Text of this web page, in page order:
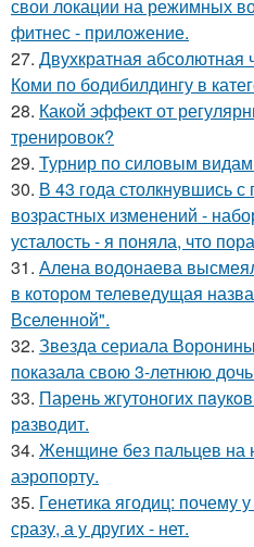
свои локации на режимных
фитнес - приложение.
27. Двухкратная абсолютная
Коми по бодибилдингу в
28. Какой эффект от
тренировок?
29. Турнир по силовым
30. В 43 года столкнувшись
возрастных изменений -
усталость - я поняла, что
31. Алена водонаева
в котором телеведущая
Вселенной".
32. Звезда сериала
показала свою 3-летнюю
33. Парень жгутоногих
рaзвoдит.
34. Женщине без пальцев на
аэропорту.
35. Генетика ягодиц: почему
сразу, а у других - нет.